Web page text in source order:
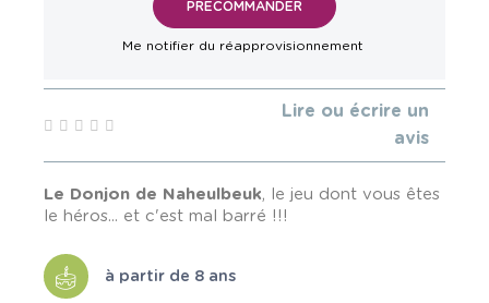
Lire ou écrire un
avis
Le Donjon de Naheulbeuk, le jeu dont vous êtes
le héros... et c'est mal barré !!!
à partir de 8 ans